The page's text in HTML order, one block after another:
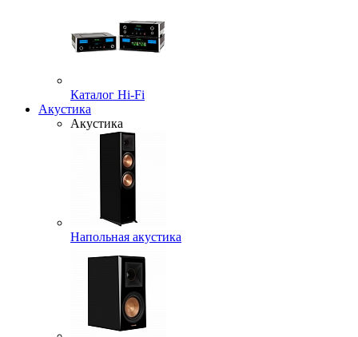
Каталог Hi-Fi
Акустика
Акустика
Напольная акустика